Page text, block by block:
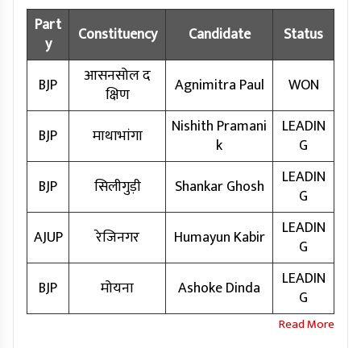
Part
y
Constituency Candidate Status
BJP
आसनसोल द
क्षिण
Agnimitra Paul WON
BJP माथाभांगा
Nishith Pramani
k
LEADIN
G
BJP
सिलीगुड़ी Shankar Ghosh
LEADIN
G
AJUP
रेजिनगर Humayun Kabir
LEADIN
G
BJP
मोयना Ashoke Dinda
LEADIN
G